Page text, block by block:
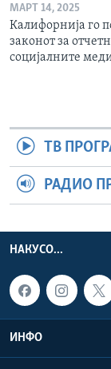
МАРТ 14, 2025
Калифорнија го
законот за
социјалните
ТВ
РАДИО
НАКУСО...
ИНФО